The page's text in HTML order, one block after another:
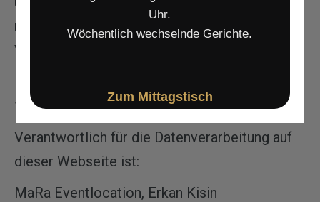
möchten wir Sie über die Erhebung,
Verarbeitung und Nutzung Ihrer Daten bei der
1. Verantwortliche Stelle
Verantwortlich für die Datenverarbeitung auf
dieser Webseite ist:
MaRa Eventlocation, Erkan Kisin
Uhr.
Wöchentlich wechselnde Gerichte.
Zum Mittagstisch